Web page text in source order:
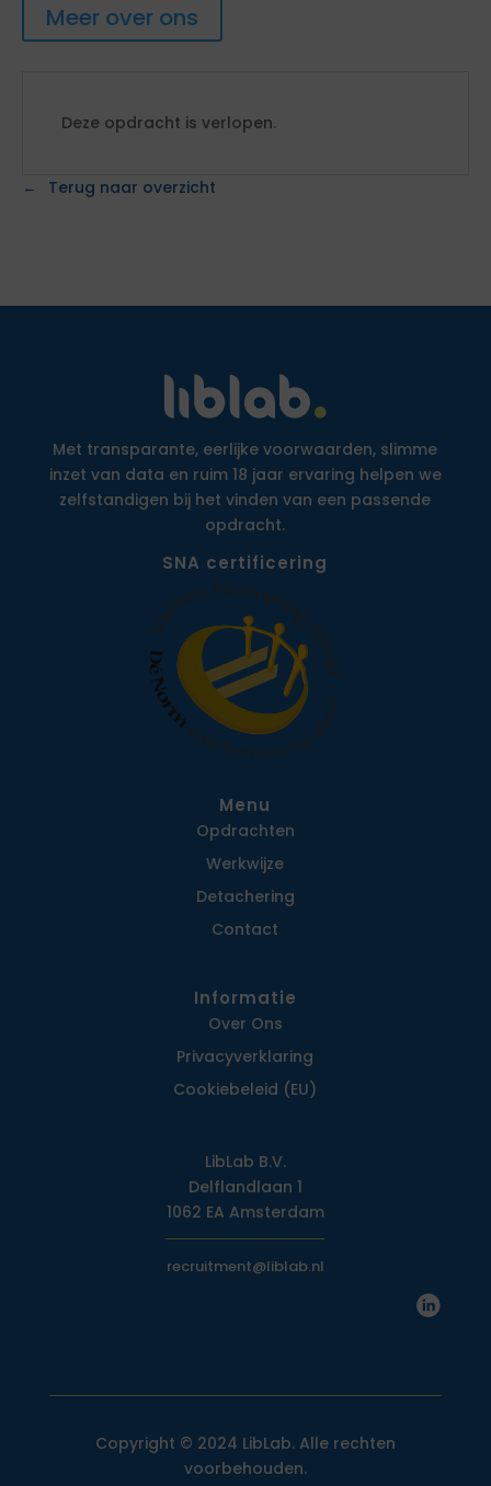
Meer over ons
Deze opdracht is verlopen.
Terug naar overzicht
Met transparante, eerlijke voorwaarden, slimme
inzet van data en ruim 18 jaar ervaring helpen we
zelfstandigen bij het vinden van een passende
opdracht.
SNA certificering
Menu
Opdrachten
Werkwijze
Detachering
Contact
Informatie
Over Ons
Privacy­verklaring
Cookiebeleid (EU)
LibLab B.V.
Delflandlaan 1
1062 EA Amsterdam
recruitment@liblab.nl
Copyright © 2024 LibLab. Alle rechten
voorbehouden.